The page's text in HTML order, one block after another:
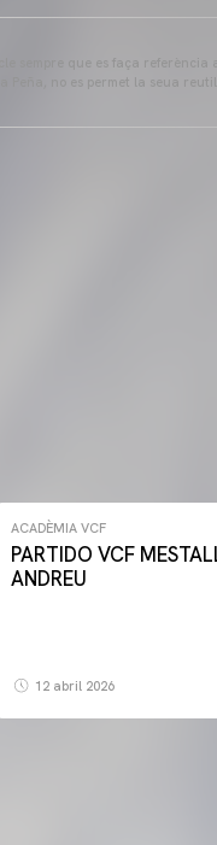
sempre que es faça
Peña, no es permet la seua
ACADÈMIA VCF
PARTIDO VCF
ANDREU
12 abril 2026